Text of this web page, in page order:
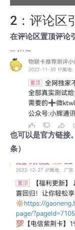
2：评论区
在评论区置顶评论
也可以是官方链接
条）